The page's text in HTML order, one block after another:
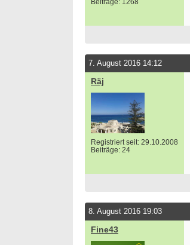
Beiträge: 1268
7. August 2016 14:12
Räj
Registriert seit: 29.10.2008
Beiträge: 24
8. August 2016 19:03
Fine43